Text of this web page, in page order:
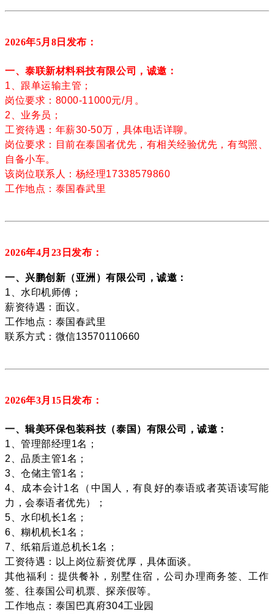
2026年5月8 日发布：
一、泰联新材料科技有限公司，诚邀：
1、跟单运输主管；
岗位要求：8000-11000元/月。
2、业务员；
工资待遇：年薪30-50万，具体电话详聊。
岗位要求：目前在泰国者优先，有相关经验优先，有驾照、
自备小车。
该岗位联系人：杨经理17338579860
工作地点：泰国春武里
2026年4月23 日发布：
一、兴鹏创新（亚洲）有限公司，诚邀：
1、水印机师傅；
薪资待遇：面议。
工作地点：泰国春武里
联系方式：微信13570110660
2026年3月15 日发布：
一、辑美环保包装科技（泰国）有限公司，诚邀：
1、管理部经理1名；
2、品质主管1名；
3、仓储主管1名；
4、成本会计1名（中国人，有良好的泰语或者英语读写能
力，会泰语者优先）；
5、水印机长1名；
6、糊机机长1名；
7、纸箱后道总机长1名；
工资待遇：以上岗位薪资优厚，具体面谈。
其他福利：提供餐补，别墅住宿，公司办理商务签、工作
签、往泰国公司机票、探亲假等。
工作地点：泰国巴真府304工业园